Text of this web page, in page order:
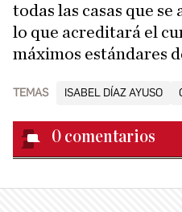
todas las casas que
lo que acreditará el
máximos estándares
TEMAS ISABEL DÍAZ AYUSO
0 comentarios